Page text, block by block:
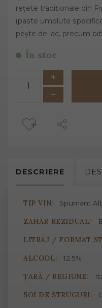
rețete tradiționale din
(paste umplute
pește de lac, precum
În stoc
DESCRIERE
TIP VIN: Spumant
ZAHĂR REZIDUAL:
LITRAJ / FORMAT
ALCOOL: 12.5%
ȚARĂ / REGIUNE:
SOI DE STRUGURI: